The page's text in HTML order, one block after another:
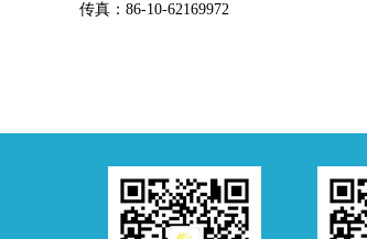
传真：86-10-62169972